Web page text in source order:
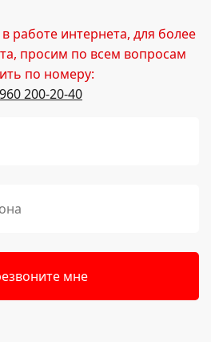
работе интернета, для более
просим по всем вопросам
по номеру:
200-20-40
мне